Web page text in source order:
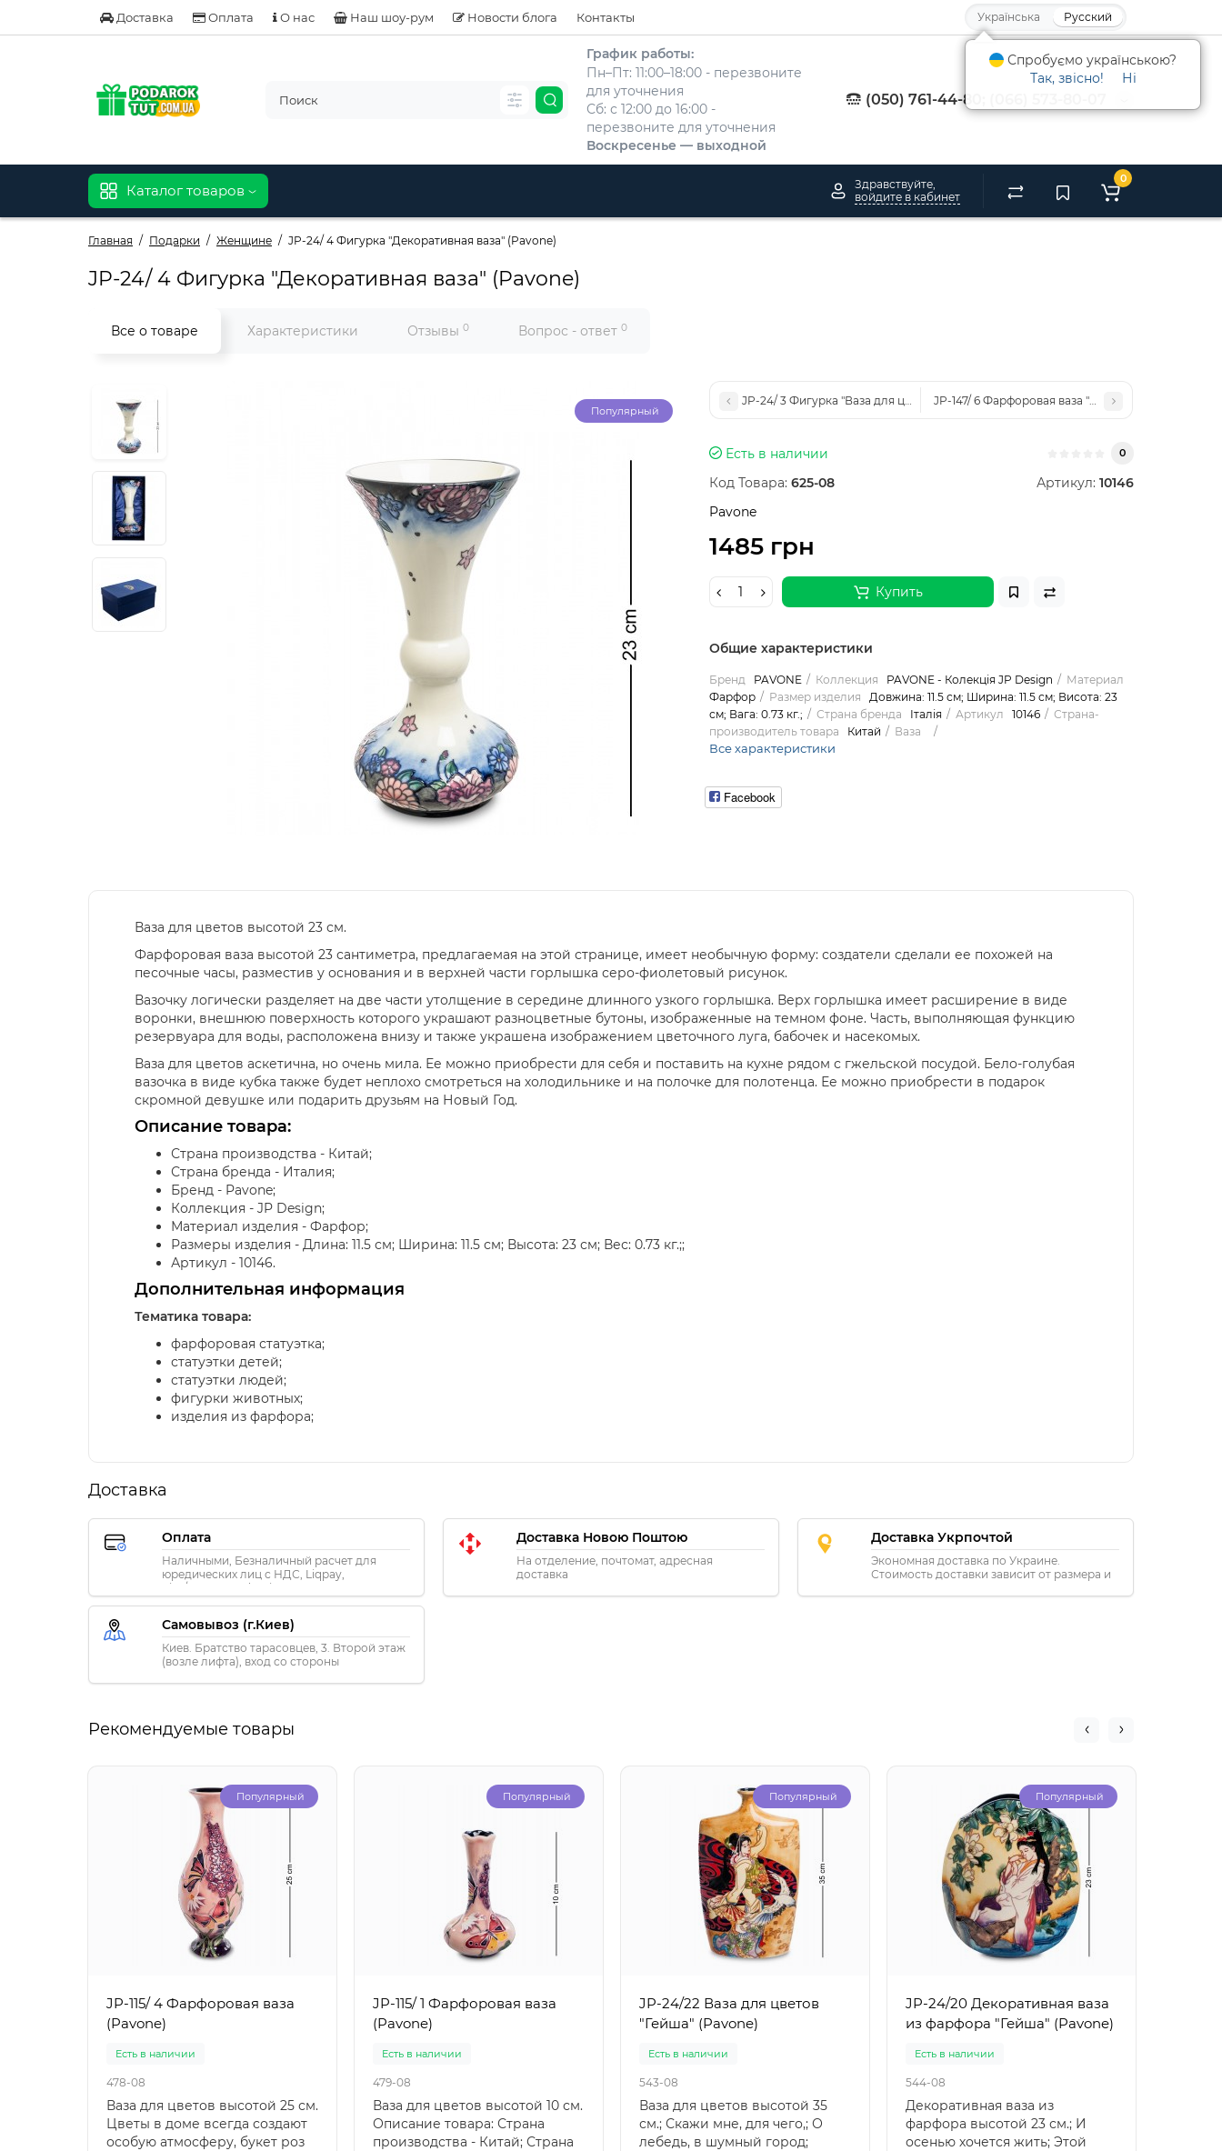
Доставка Оплата О нас Наш шоу-рум Новости блога Контакты Українська Русский
График работы:
Пн–Пт: 11:00–18:00 - перезвоните
для уточнения
Сб: с 12:00 до 16:00 -
перезвоните для уточнения
Воскресенье — выходной
(050) 761-44-80; (066) 573-80-07
Каталог товаров
Здравствуйте,
войдите в кабинет
0
Главная Подарки Женщине JP-24/ 4 Фигурка "Декоративная ваза" (Pavone)
JP-24/ 4 Фигурка "Декоративная ваза" (Pavone)
Все о товаре Характеристики Отзывы 0 Вопрос - ответ 0
Популярный
JP-24/ 3 Фигурка "Ваза для цветов" (Pavone)JP-147/ 6 Фарфоровая ваза "Парочка кошек"
Есть в наличии 0
Код Товара: 625-08 Артикул: 10146
Pavone
1485 грн
Купить
Общие характеристики
Бренд PAVONE Коллекция PAVONE - Колекція JP Design
Материал
Фарфор
Размер изделия
Довжина: 11.5 см; Ширина: 11.5 см; Висота: 23
см; Вага: 0.73 кг.;
Страна бренда Італія Артикул 10146
Страна-
производитель товара
Китай Ваза
Все характеристики
Facebook
Ваза для цветов высотой 23 см.
Фарфоровая ваза высотой 23 сантиметра, предлагаемая на этой странице, имеет необычную форму: создатели сделали ее похожей на
песочные часы, разместив у основания и в верхней части горлышка серо-фиолетовый рисунок.
Вазочку логически разделяет на две части утолщение в середине длинного узкого горлышка. Верх горлышка имеет расширение в виде
воронки, внешнюю поверхность которого украшают разноцветные бутоны, изображенные на темном фоне. Часть, выполняющая функцию
резервуара для воды, расположена внизу и также украшена изображением цветочного луга, бабочек и насекомых.
Ваза для цветов аскетична, но очень мила. Ее можно приобрести для себя и поставить на кухне рядом с гжельской посудой. Бело-голубая
вазочка в виде кубка также будет неплохо смотреться на холодильнике и на полочке для полотенца. Ее можно приобрести в подарок
скромной девушке или подарить друзьям на Новый Год.
Описание товара:
Страна производства - Китай;
Страна бренда - Италия;
Бренд - Pavone;
Коллекция - JP Design;
Материал изделия - Фарфор;
Размеры изделия - Длина: 11.5 см; Ширина: 11.5 см; Высота: 23 см; Вес: 0.73 кг.;;
Артикул - 10146.
Дополнительная информация
Тематика товара:
фарфоровая статуэтка;
статуэтки детей;
статуэтки людей;
фигурки животных;
изделия из фарфора;
Доставка
Оплата
Наличными, Безналичный расчет для
юредических лиц с НДС, Liqpay,
Visa/MasterCard, Privat24
Доставка Новою Поштою
На отделение, почтомат, адресная
доставка
Доставка Укрпочтой
Экономная доставка по Украине.
Стоимость доставки зависит от размера и
Самовывоз (г.Киев)
Киев. Братство тарасовцев, 3. Второй этаж
(возле лифта), вход со стороны
Рекомендуемые товары
Популярный
JP-115/ 4 Фарфоровая ваза
(Pavone)
Есть в наличии
478-08
Ваза для цветов высотой 25 см.
Цветы в доме всегда создают
особую атмосферу, букет роз
Популярный
JP-115/ 1 Фарфоровая ваза
(Pavone)
Есть в наличии
479-08
Ваза для цветов высотой 10 см.
Описание товара: Страна
производства - Китай; Страна
Популярный
JP-24/22 Ваза для цветов
"Гейша" (Pavone)
Есть в наличии
543-08
Ваза для цветов высотой 35
см.; Скажи мне, для чего,; О
лебедь, в шумный город;
Популярный
JP-24/20 Декоративная ваза
из фарфора "Гейша" (Pavone)
Есть в наличии
544-08
Декоративная ваза из
фарфора высотой 23 см.; И
осенью хочется жить; Этой
Спробуємо українською?
Так, звісно!
Ні